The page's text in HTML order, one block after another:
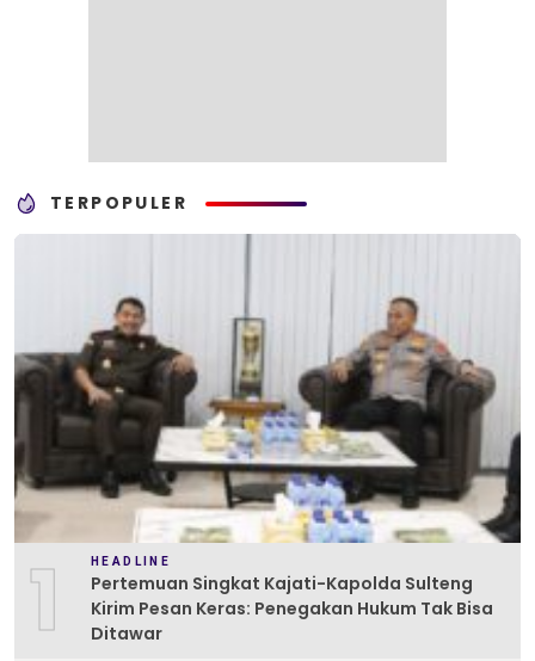
TERPOPULER
1 HEADLINE
Pertemuan Singkat Kajati-Kapolda Sulteng
Kirim Pesan Keras: Penegakan Hukum Tak Bisa
Ditawar